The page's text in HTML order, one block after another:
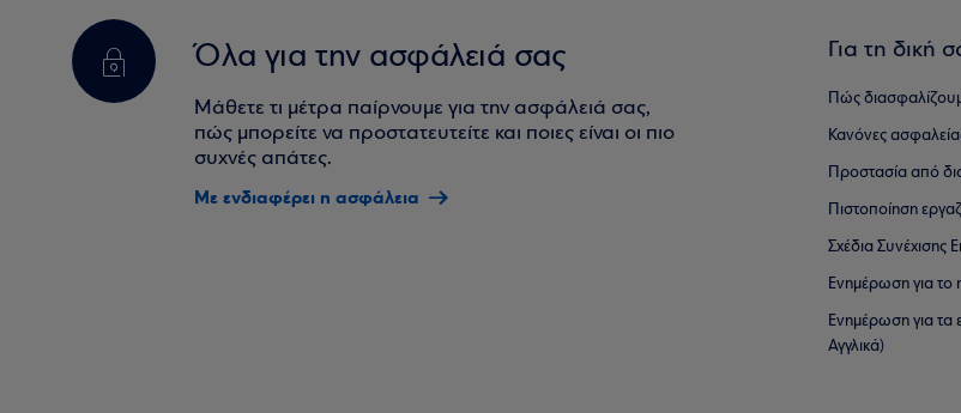
Όλα για την ασφάλειά σας
Μάθετε τι μέτρα παίρνουμε για την ασφάλειά σας,
πώς μπορείτε να προστατευτείτε και ποιες είναι οι πιο
συχνές απάτες.
Με ενδιαφέρει η ασφάλεια
Για τη δική
Πώς
Κανόνες
Προστασία από
Πιστοποίηση
Σχέδια Συνέχισης
Ενημέρωση για
Ενημέρωση για τα
Αγγλικά)